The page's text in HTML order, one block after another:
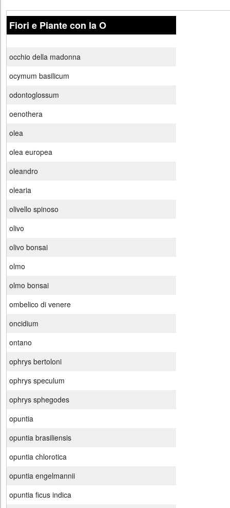
Fiori e Piante con la O
occhio della madonna
ocymum basilicum
odontoglossum
oenothera
olea
olea europea
oleandro
olearia
olivello spinoso
olivo
olivo bonsai
olmo
olmo bonsai
ombelico di venere
oncidium
ontano
ophrys bertoloni
ophrys speculum
ophrys sphegodes
opuntia
opuntia brasiliensis
opuntia chlorotica
opuntia engelmannii
opuntia ficus indica